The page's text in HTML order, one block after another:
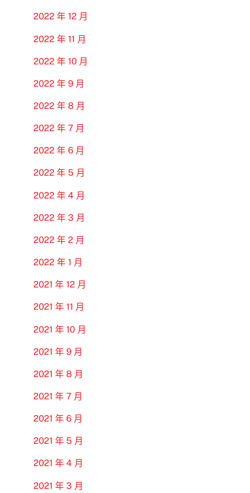
2022 年 12 月
2022 年 11 月
2022 年 10 月
2022 年 9 月
2022 年 8 月
2022 年 7 月
2022 年 6 月
2022 年 5 月
2022 年 4 月
2022 年 3 月
2022 年 2 月
2022 年 1 月
2021 年 12 月
2021 年 11 月
2021 年 10 月
2021 年 9 月
2021 年 8 月
2021 年 7 月
2021 年 6 月
2021 年 5 月
2021 年 4 月
2021 年 3 月